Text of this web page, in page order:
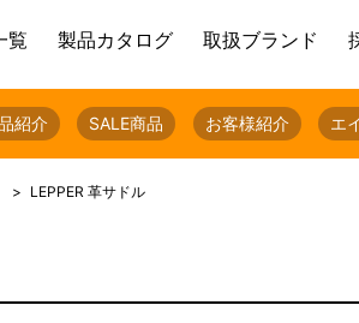
覧 製品カタログ 取扱ブランド
紹介 SALE商品 お客様紹介 エ
LEPPER 革サドル